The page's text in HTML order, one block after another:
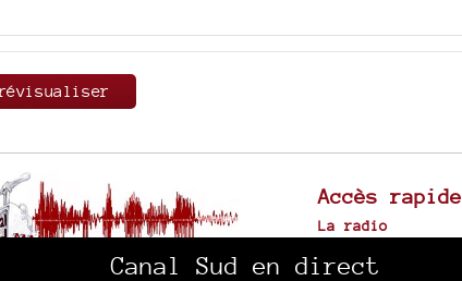
Accès rapide
La radio
Canal Sud en direct